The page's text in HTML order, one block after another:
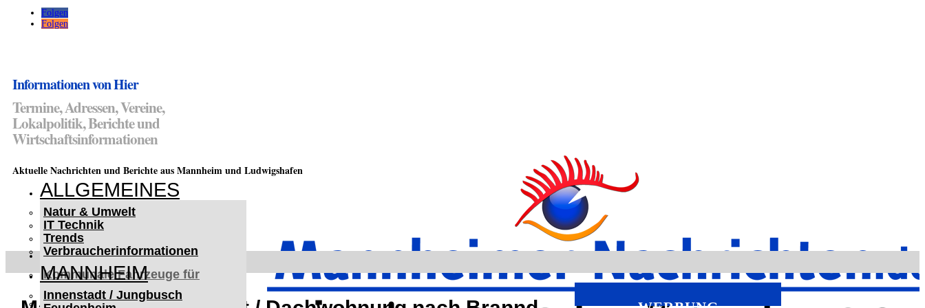
Folgen
Folgen
Informationen von Hier
Termine, Adressen, Vereine,
Lokalpolitik, Berichte und
Wirtschaftsinformationen
Aktuelle Nachrichten und Berichte aus Mannheim und Ludwigshafen
ALLGEMEINES
Natur & Umwelt
IT Technik
Trends
Verbraucherinformationen
MANNHEIM
Innenstadt / Jungbusch
< UKRAINE >
Kommunale Fahrzeuge für
Czernowitz
Nutzfahrzeuge für Czernowitz